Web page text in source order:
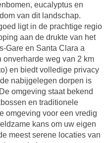
eucalyptus en
van dit landschap.
ligt in de prachtige regio
aan de drukte van het
Gare en Santa Clara a
weg van 2 km
en biedt volledige privacy
nabijgelegen dorpen is
omgeving staat bekend
en traditionele
omgeving voor een vredig
kans om uw eigen
meest serene locaties van